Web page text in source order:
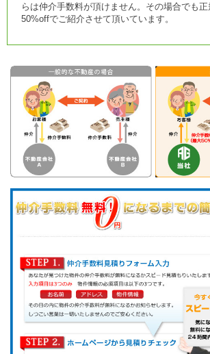
らは仲介手数料が頂けません。その場合でも
50%offでご紹介させて頂いています。